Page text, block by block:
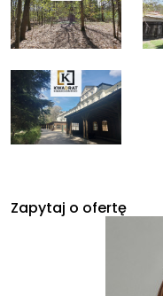
Zapytaj o ofertę